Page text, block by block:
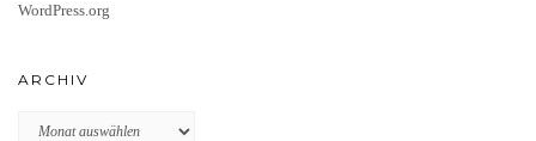
WordPress.org
ARCHIV
Archiv